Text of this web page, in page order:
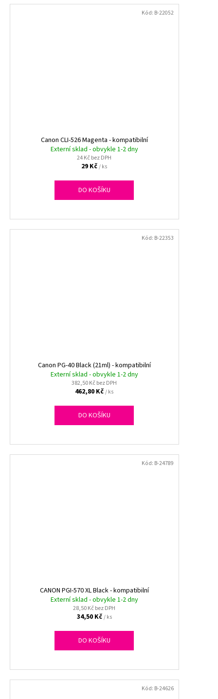
Canon CLI-526 Magenta - kompatibilní
Externí sklad - obvykle 1-2 dny
24 Kč bez DPH
29 Kč/ ks
DO KOŠÍKU
Kód: B-22052
Canon PG-40 Black (21ml) - kompatibilní
Externí sklad - obvykle 1-2 dny
382,50 Kč bez DPH
462,80 Kč/ ks
DO KOŠÍKU
Kód: B-22353
CANON PGI-570 XL Black - kompatibilní
Externí sklad - obvykle 1-2 dny
28,50 Kč bez DPH
34,50 Kč/ ks
DO KOŠÍKU
Kód: B-24789
Kód: B-24626